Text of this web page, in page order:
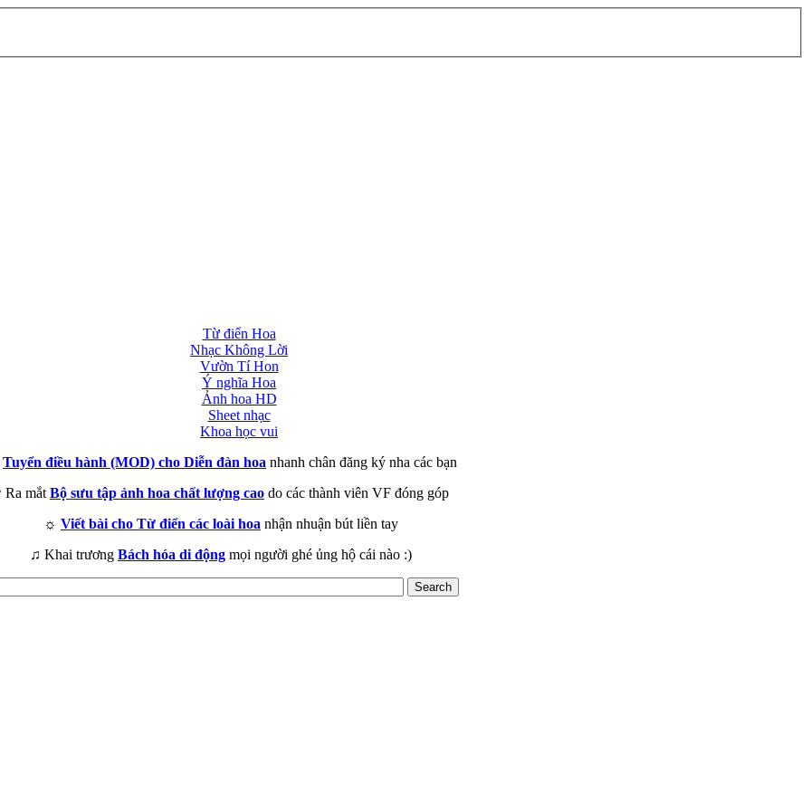
Từ điển Hoa
Nhạc Không Lời
Vườn Tí Hon
Ý nghĩa Hoa
Ảnh hoa HD
Sheet nhạc
Khoa học vui
Tuyển điều hành (MOD) cho Diễn đàn hoa nhanh chân đăng ký nha các bạn
Ra mắt Bộ sưu tập ảnh hoa chất lượng cao do các thành viên VF đóng góp
☼ Viết bài cho Từ điển các loài hoa nhận nhuận bút liền tay
♫ Khai trương Bách hóa di động mọi người ghé ủng hộ cái nào :)